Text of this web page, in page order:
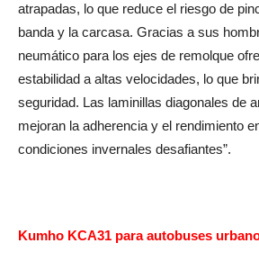
atrapadas, lo que reduce el riesgo de
banda y la carcasa. Gracias a sus
neumático para los ejes de remolque
estabilidad a altas velocidades, lo que
seguridad. Las laminillas diagonales de
mejoran la adherencia y el rendimiento
condiciones invernales desafiantes”.
Kumho KCA31 para autobuses